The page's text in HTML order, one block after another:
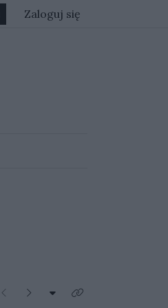
Zaloguj się
Poprzednie
Następne
Rozwiń listę kategorii
Kliknij aby zobaczyć